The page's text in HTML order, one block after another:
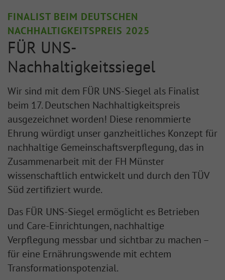
FINALIST BEIM DEUTSCHEN
NACHHALTIGKEITSPREIS 2025
FÜR UNS-
Nachhaltigkeitssiegel
Wir sind mit dem FÜR UNS-Siegel als Finalist
beim 17. Deutschen Nachhaltigkeitspreis
ausgezeichnet worden! Diese renommierte
Ehrung würdigt unser ganzheitliches Konzept für
nachhaltige Gemeinschaftsverpflegung, das in
Zusammenarbeit mit der FH Münster
wissenschaftlich entwickelt und durch den TÜV
Süd zertifiziert wurde.
Das FÜR UNS-Siegel ermöglicht es Betrieben
und Care-Einrichtungen, nachhaltige
Verpflegung messbar und sichtbar zu machen –
für eine Ernährungswende mit echtem
Transformationspotenzial.